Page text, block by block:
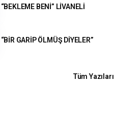
“BEKLEME BENİ” LİVANELİ
“BİR GARİP ÖLMÜŞ DİYELER”
Tüm Yazıları